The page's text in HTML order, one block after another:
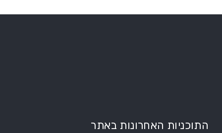
התוכניות האחרונות באתר